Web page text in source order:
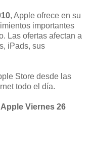
, Apple ofrece en su
importantes
Las ofertas afectan a
iPads, sus
Store desde las
todo el día.
Viernes 26